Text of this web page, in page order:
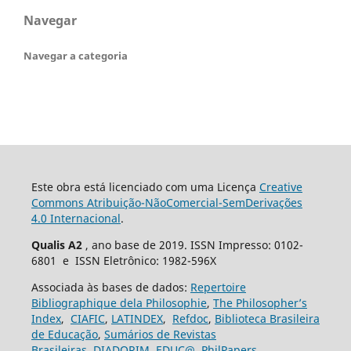
Navegar
Navegar a categoria
Este obra está licenciado com uma Licença Creative
Commons Atribuição-NãoComercial-SemDerivações
4.0 Internacional.
Qualis A2 , ano base de 2019. ISSN Impresso: 0102-
6801 e ISSN Eletrônico: 1982-596X
Associada às bases de dados: Repertoire
Bibliographique dela Philosophie, The Philosopher’s
Index, CIAFIC, LATINDEX, Refdoc, Biblioteca Brasileira
de Educação, Sumários de Revistas